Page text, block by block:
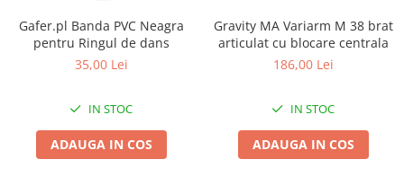
Gafer.pl Banda PVC Neagra
pentru Ringul de dans
35,00 Lei
IN STOC
ADAUGA IN COS
Gravity MA Variarm M 38 brat
articulat cu blocare centrala
186,00 Lei
IN STOC
ADAUGA IN COS